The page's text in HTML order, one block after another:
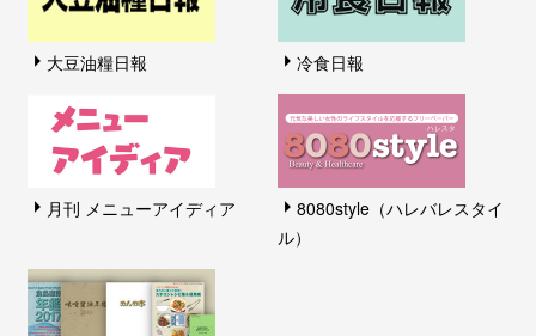
大豆油糧日報 冷食日報
月刊 メニューアイディア
8080style（ハレバレスタイ
ル）